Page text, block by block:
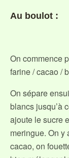
Au boulot :
On commence
farine / cacao /
On sépare
blancs jusqu’à
ajoute le sucre
meringue. On
cacao, on